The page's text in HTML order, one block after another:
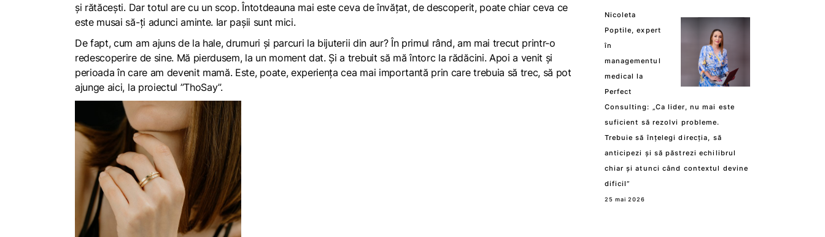
și rătăcești. Dar totul are cu un scop. Întotdeauna mai este ceva de învățat, de descoperit, poate chiar ceva ce
este musai să-ți adunci aminte. Iar pașii sunt mici.
De fapt, cum am ajuns de la hale, drumuri și parcuri la bijuterii din aur? În primul rând, am mai trecut printr-o
redescoperire de sine. Mă pierdusem, la un moment dat. Și a trebuit să mă întorc la rădăcini. Apoi a venit și
perioada în care am devenit mamă. Este, poate, experiența cea mai importantă prin care trebuia să trec, să pot
ajunge aici, la proiectul ”ThoSay”.
Nicoleta
Poptile, expert
în
managementul
medical la
Perfect
Consulting: „Ca lider, nu mai este
suficient să rezolvi probleme.
Trebuie să înțelegi direcția, să
anticipezi și să păstrezi echilibrul
chiar și atunci când contextul devine
dificil”
25 mai 2026